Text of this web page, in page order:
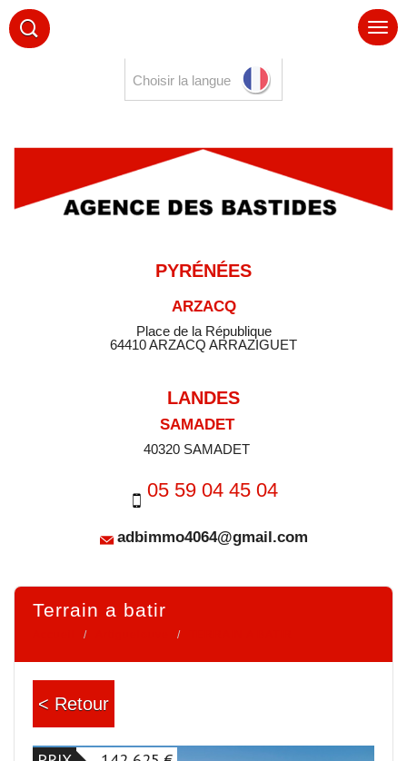
Choisir la langue
PYRÉNÉES
ARZACQ
Place de la République
64410 ARZACQ ARRAZIGUET
LANDES
SAMADET
40320 SAMADET
05 59 04 45 04
adbimmo4064@gmail.com
terrain a batir
< Retour